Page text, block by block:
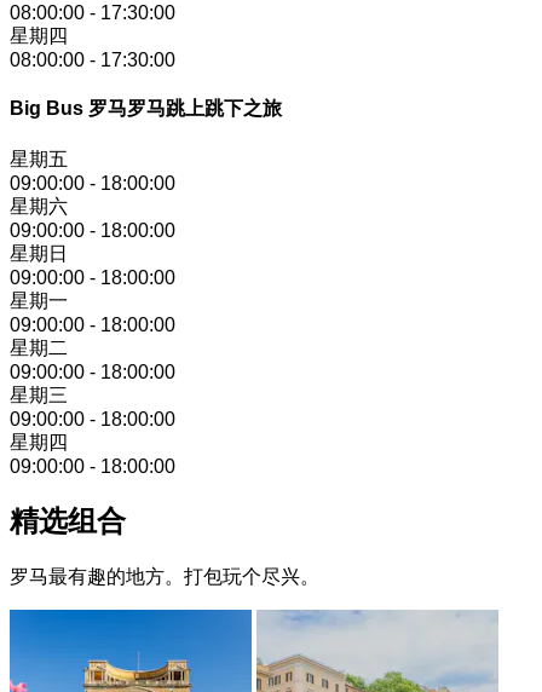
08:00:00 - 17:30:00
星期四
08:00:00 - 17:30:00
Big Bus 罗马罗马跳上跳下之旅
星期五
09:00:00 - 18:00:00
星期六
09:00:00 - 18:00:00
星期日
09:00:00 - 18:00:00
星期一
09:00:00 - 18:00:00
星期二
09:00:00 - 18:00:00
星期三
09:00:00 - 18:00:00
星期四
09:00:00 - 18:00:00
精选组合
罗马最有趣的地方。打包玩个尽兴。